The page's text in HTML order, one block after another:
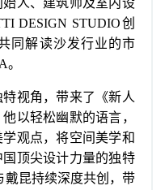
人、建筑师及室内设
DESIGN STUDIO创
同解读沙发行业的市
视角，带来了《新人
以轻松幽默的语言，
观点，将空间美学和
顶尖设计力量的独特
戴昆持续深度共创，带